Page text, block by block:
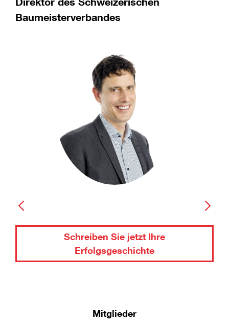
Baumeisterverbandes
Schreiben Sie jetzt Ihre
Erfolgsgeschichte
Mitglieder